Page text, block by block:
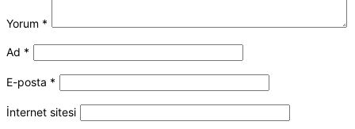
Yorum *
Ad *
E-posta *
İnternet sitesi